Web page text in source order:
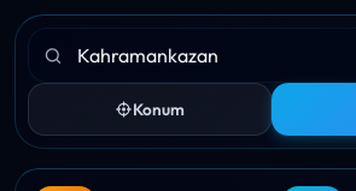
Konum